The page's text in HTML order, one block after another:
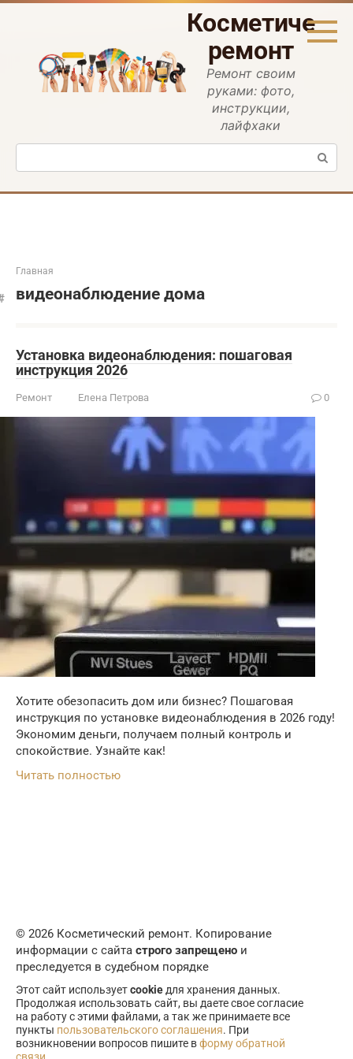
Перейти
ремонт
Ремонт своим
руками: фото,
инструкции,
лайфхаки
Поиск:
Главная
видеонаблюдение дома
Установка видеонаблюдения: пошаговая
инструкция 2026
Ремонт Елена Петрова 0
Хотите обезопасить дом или бизнес? Пошаговая
инструкция по установке видеонаблюдения в 2026 году!
Экономим деньги, получаем полный контроль и
спокойствие. Узнайте как!
Читать полностью
© 2026 Косметический ремонт. Копирование
информации с сайта строго запрещено и
преследуется в судебном порядке
Этот сайт используетcookie для хранения данных.
Продолжая использовать сайт, вы даете свое согласие
на работу с этими файлами, а так же принимаете все
пункты пользовательского соглашения. При
возникновении вопросов пишите вформу обратной